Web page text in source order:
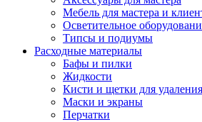
Мебель для мастера и
Осветительное
Типсы и подиумы
Расходные материалы
Бафы и пилки
Жидкости
Кисти и щетки для
Маски и экраны
Перчатки